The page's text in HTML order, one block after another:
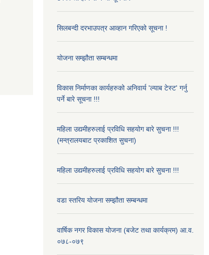
सिलबन्दी दरभाउपत्र आव्हान गरिएको सूचना !
योजना सम्झौता सम्बन्धमा
विकास निर्माणका कार्यहरुको अनिवार्य 'ल्याब टेस्ट' गर्नु
पर्ने बारे सूचना !!!
महिला उद्यमीहरुलाई प्रविधि सहयोग बारे सुचना !!!
(मन्त्रालयबाट प्रकाशित सुचना)
महिला उद्यमीहरुलाई प्रविधि सहयोग बारे सुचना !!!
वडा स्तरिय योजना सम्झौता सम्बन्धमा
वार्षिक नगर विकास योजना (बजेट तथा कार्यक्रम) आ.व.
०७८-०७९